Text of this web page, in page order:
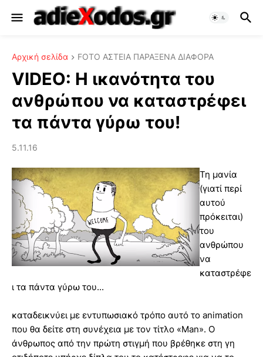
Αρχική σελίδα FOTO ΑΣΤΕΙΑ ΠΑΡΑΞΕΝΑ ΔΙΑΦΟΡΑ
VIDEO: Η ικανότητα του
ανθρώπου να καταστρέφει
τα πάντα γύρω του!
5.11.16
Τη μανία
(γιατί περί
αυτού
πρόκειται)
του
ανθρώπου
να
καταστρέφε
ι τα πάντα γύρω του...
καταδεικνύει με εντυπωσιακό τρόπο αυτό το animation
που θα δείτε στη συνέχεια με τον τίτλο «Man». Ο
άνθρωπος από την πρώτη στιγμή που βρέθηκε στη γη